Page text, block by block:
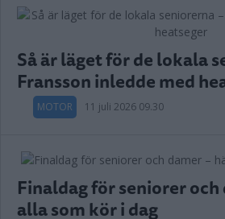
Så är läget för de lokala
Fransson inledde med
MOTOR 11 juli 2026 09.30
Finaldag för seniorer och
alla som kör i dag